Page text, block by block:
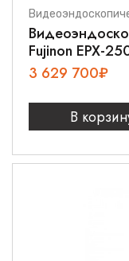
Fujinon EPX-
3 629 700₽
В